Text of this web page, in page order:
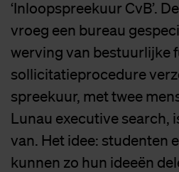
‘Inloopspreekuur CvB’.
vroeg een bureau
werving van bestuurlijke
sollicitatieprocedure
spreekuur, met twee
Lunau executive search,
van. Het idee: studenten
kunnen zo hun ideeën